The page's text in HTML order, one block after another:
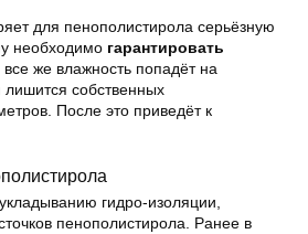
для пенополистирола серьёзную
необходимо гарантировать
все же влажность попадёт на
лишится собственных
После это приведёт к
гидро-изоляции,
пенополистирола. Ранее в